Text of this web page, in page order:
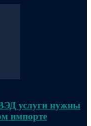
услуги нужны
импорте